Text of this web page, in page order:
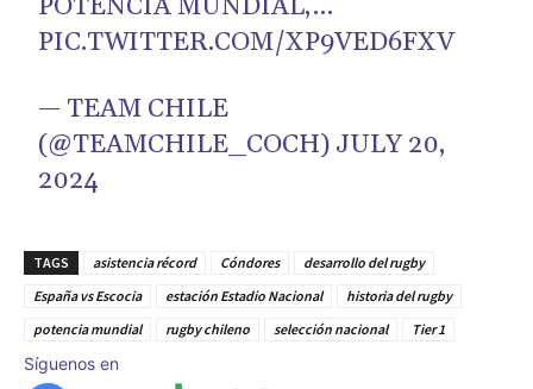
POTENCIA MUNDIAL,…
PIC.TWITTER.COM/XP9VED6FXV
— TEAM CHILE
(@TEAMCHILE_COCH) JULY 20,
2024
TAGS asistencia récord Cóndores
desarrollo del rugby
España vs Escocia
estación Estadio Nacional
historia del rugby
potencia mundial
rugby chileno selección nacional Tier 1
Síguenos en